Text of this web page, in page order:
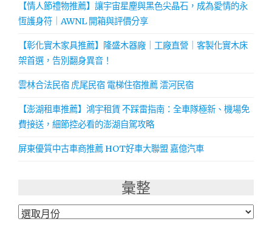
【情人節禮物推薦】讓宇宙星塵與黑色尖晶石，成為愛情的永
恆護身符｜AWNL 開箱與評價分享
【彰化實木家具推薦】隆盛木器廠｜工廠直營｜客製化實木床
架首選，告別翻身異音！
雲林合法民宿 虎尾民宿 電梯住宿推薦 澐河民宿
【澎湖租車推薦】鴻宇租賃 不踩雷指南：全車隊極新、機場免
費接送，細節控必看的澎湖自駕攻略
屏東優質中古車商推薦 HOT好車大聯盟 嘉億汽車
彙整
彙